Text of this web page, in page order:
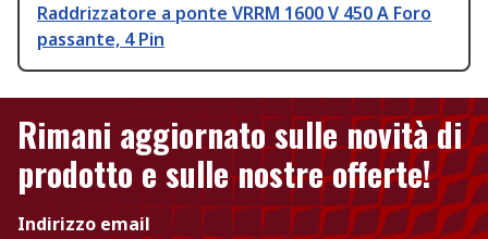
Raddrizzatore a ponte VRRM 1600 V 450 A Foro
passante, 4 Pin
Rimani aggiornato sulle novità di
prodotto e sulle nostre offerte!
Indirizzo email